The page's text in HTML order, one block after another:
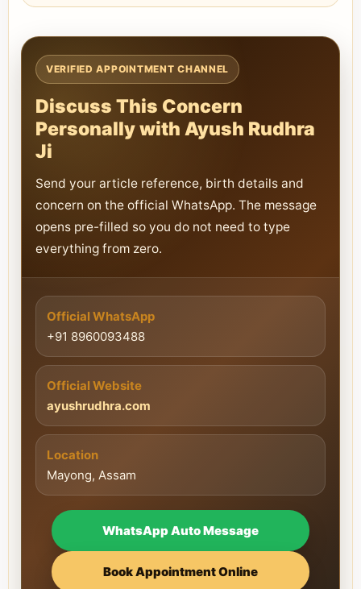
VERIFIED APPOINTMENT CHANNEL
Discuss This Concern
Personally with Ayush Rudhra
Ji
Send your article reference, birth details and
concern on the official WhatsApp. The message
opens pre-filled so you do not need to type
everything from zero.
Official WhatsApp
+91 8960093488
Official Website
ayushrudhra.com
Location
Mayong, Assam
WhatsApp Auto Message
Book Appointment Online